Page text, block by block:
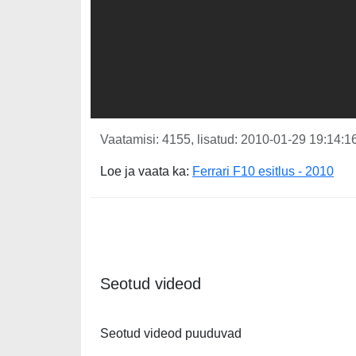
Vaatamisi: 4155, lisatud: 2010-01-29
Loe ja vaata ka: Ferrari F10 esitlus - 2010
Seotud videod
Seotud videod puuduvad